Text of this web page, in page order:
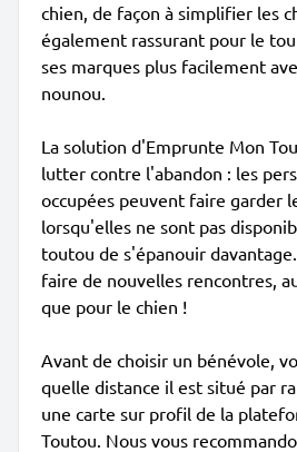
chien, de façon à simplifier les
également rassurant pour le
ses marques plus facilement
nounou.
La solution d'Emprunte Mon
lutter contre l'abandon : les
occupées peuvent faire garder
lorsqu'elles ne sont pas
toutou de s'épanouir
faire de nouvelles rencontres,
que pour le chien !
Avant de choisir un bénévole,
quelle distance il est situé par
une carte sur profil de la
Toutou. Nous vous